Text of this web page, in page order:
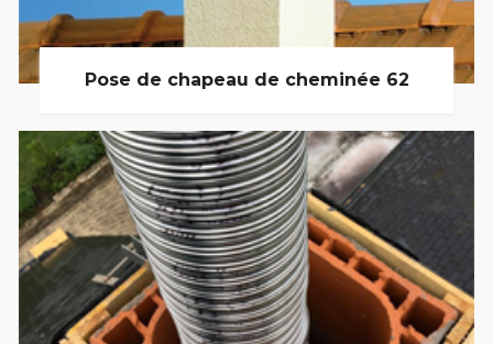
Pose de chapeau de cheminée 62